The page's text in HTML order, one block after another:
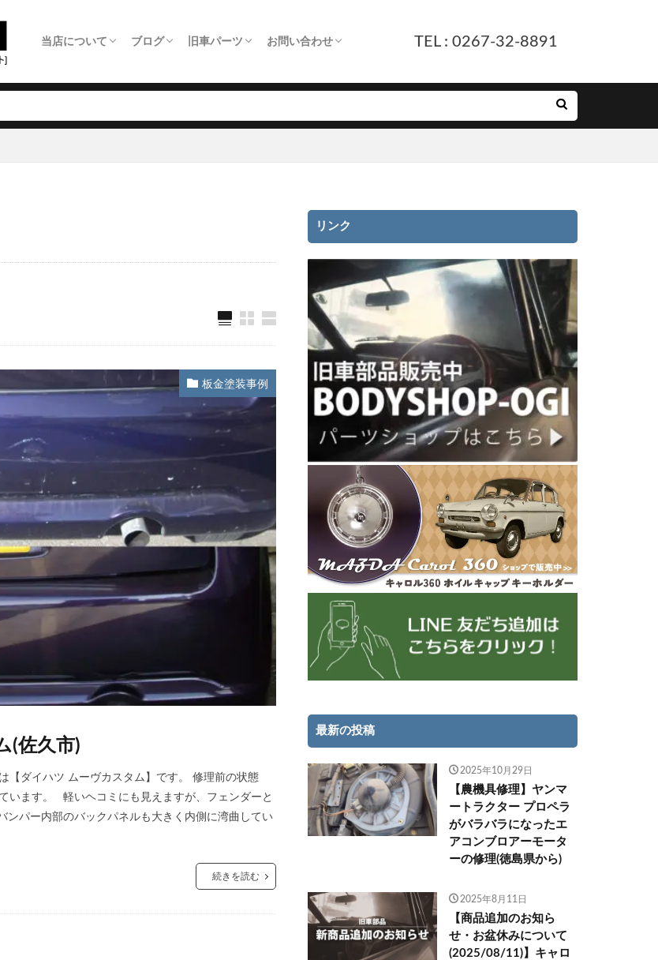
当店について ブログ 旧車パーツ お問い合わせ TEL : 0267-32-8891
板金塗装事例
(佐久市)
【ダイハツ ムーヴカスタム】です。 修理前の状態
います。 軽いヘコミにも見えますが、フェンダーと
パー内部のバックパネルも大きく内側に湾曲してい
続きを読む
リンク
最新の投稿
2025年10月29日
【農機具修理】ヤンマ
ートラクター プロペラ
がバラバラになったエ
アコンブロアーモータ
ーの修理(徳島県から)
2025年8月11日
【商品追加のお知ら
せ・お盆休みについて
(2025/08/11)】キャロ